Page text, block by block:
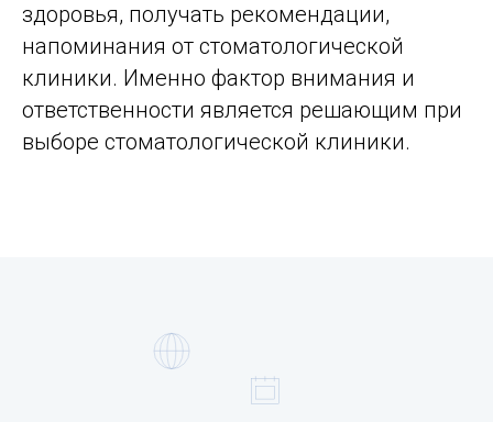
здоровья, получать рекомендации,
напоминания от стоматологической
клиники. Именно фактор внимания и
ответственности является решающим при
выборе стоматологической клиники.